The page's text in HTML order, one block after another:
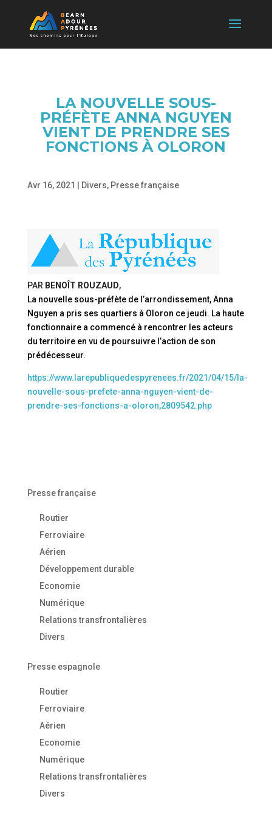
LA NOUVELLE SOUS-
PRÉFÈTE ANNA NGUYEN
VIENT DE PRENDRE SES
FONCTIONS À OLORON
Avr 16, 2021 Divers, Presse française
PAR BENOÎT ROUZAUD,
La nouvelle sous-préfète de l’arrondissement, Anna
Nguyen a pris ses quartiers à Oloron ce jeudi. La haute
fonctionnaire a commencé à rencontrer les acteurs
du territoire en vu de poursuivre l’action de son
prédécesseur.
https://www.larepubliquedespyrenees.fr/2021/04/15/la-
nouvelle-sous-prefete-anna-nguyen-vient-de-
prendre-ses-fonctions-a-oloron,2809542.php
Presse française
Routier
Ferroviaire
Aérien
Développement durable
Economie
Numérique
Relations transfrontalières
Divers
Presse espagnole
Routier
Ferroviaire
Aérien
Economie
Numérique
Relations transfrontalières
Divers